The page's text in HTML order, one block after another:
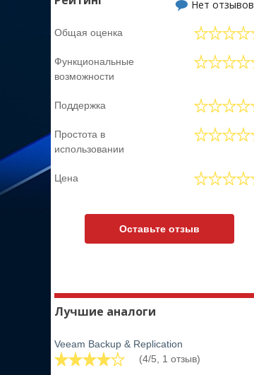
Нет отзывов
Общая оценка
Функциональные
возможности
Поддержка
Простота в
использовании
Цена
Оставьте отзыв
Лучшие аналоги
Veeam Backup & Replication
(4/5, 1 отзыв)